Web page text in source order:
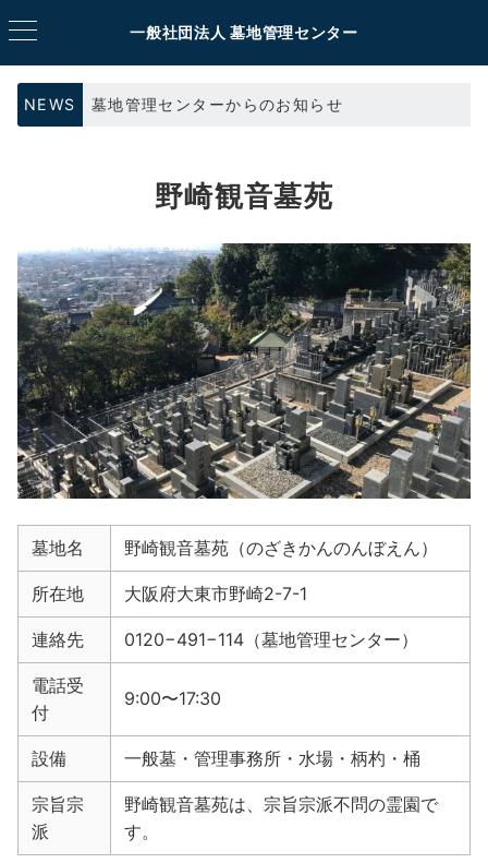
一般社団法人 墓地管理センター
NEWS 墓地管理センターからのお知らせ
野崎観音墓苑
墓地名 野崎観音墓苑（のざきかんのんぼえん）
所在地 大阪府大東市野崎2-7-1
連絡先 0120−491−114（墓地管理センター）
電話受
付
9:00〜17:30
設備 一般墓・管理事務所・水場・柄杓・桶
宗旨宗
派
野崎観音墓苑は、宗旨宗派不問の霊園で
す。